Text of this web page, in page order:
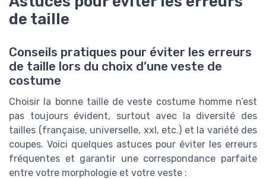
de taille
Conseils pratiques pour éviter les erreurs
de taille lors du choix d’une veste de
costume
Choisir la bonne taille de veste costume homme n’est
pas toujours évident, surtout avec la diversité des
tailles (française, universelle, xxl, etc.) et la variété des
coupes. Voici quelques astuces pour éviter les erreurs
fréquentes et garantir une correspondance parfaite
entre votre morphologie et votre veste :